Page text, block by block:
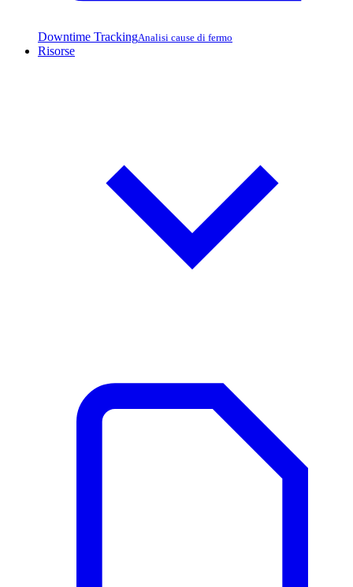
Downtime TrackingAnalisi cause di fermo
Risorse